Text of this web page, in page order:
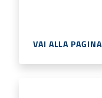
VAI ALLA PAGINA